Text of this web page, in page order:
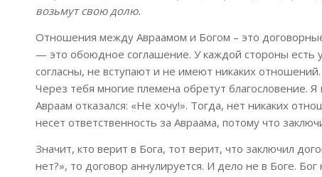
возьмут свою долю.
Отношения между Авраамом и Богом – это
— это обоюдное соглашение. У каждой стороны есть
согласны, не вступают и не имеют никаких
Через тебя многие племена обретут благословение.
Авраам отказался: «Не хочу!». Тогда, нет никаких
несет ответственность за Авраама, потому что
Значит, кто верит в Бога, тот верит, что заключил
нет?», то договор аннулируется. И дело не в Боге.